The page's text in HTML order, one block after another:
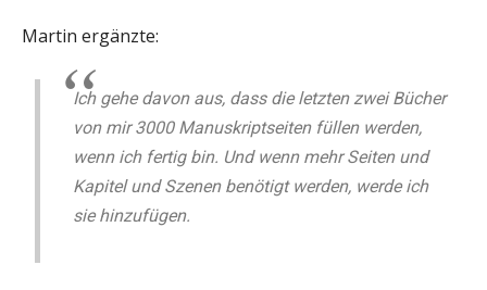
Martin ergänzte:
Ich gehe davon aus, dass die letzten zwei Bücher
von mir 3000 Manuskriptseiten füllen werden,
wenn ich fertig bin. Und wenn mehr Seiten und
Kapitel und Szenen benötigt werden, werde ich
sie hinzufügen.